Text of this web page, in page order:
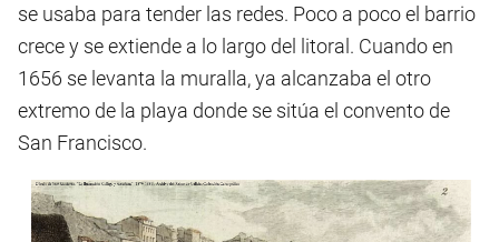
se usaba para tender las redes. Poco a poco el barrio
crece y se extiende a lo largo del litoral. Cuando en
1656 se levanta la muralla, ya alcanzaba el otro
extremo de la playa donde se sitúa el convento de
San Francisco.